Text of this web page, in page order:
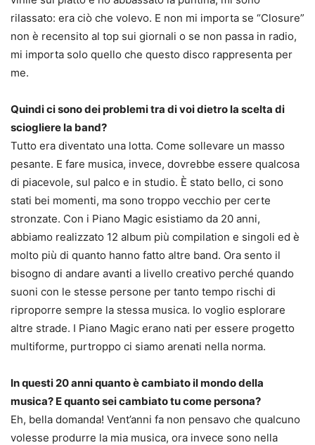
rilassato: era ciò che volevo. E non mi importa se “Closure”
non è recensito al top sui giornali o se non passa in radio,
mi importa solo quello che questo disco rappresenta per
me.
Quindi ci sono dei problemi tra di voi dietro la scelta di
sciogliere la band?
Tutto era diventato una lotta. Come sollevare un masso
pesante. E fare musica, invece, dovrebbe essere qualcosa
di piacevole, sul palco e in studio. È stato bello, ci sono
stati bei momenti, ma sono troppo vecchio per certe
stronzate. Con i Piano Magic esistiamo da 20 anni,
abbiamo realizzato 12 album più compilation e singoli ed è
molto più di quanto hanno fatto altre band. Ora sento il
bisogno di andare avanti a livello creativo perché quando
suoni con le stesse persone per tanto tempo rischi di
riproporre sempre la stessa musica. Io voglio esplorare
altre strade. I Piano Magic erano nati per essere progetto
multiforme, purtroppo ci siamo arenati nella norma.
In questi 20 anni quanto è cambiato il mondo della
musica? E quanto sei cambiato tu come persona?
Eh, bella domanda! Vent’anni fa non pensavo che qualcuno
volesse produrre la mia musica, ora invece sono nella